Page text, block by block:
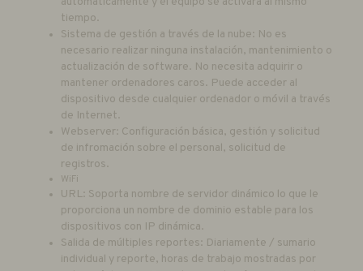
tiempo.
Sistema de gestión a través de la nube: No es
necesario realizar ninguna instalación, mantenimiento o
actualización de software. No necesita adquirir o
mantener ordenadores caros. Puede acceder al
dispositivo desde cualquier ordenador o móvil a través
de Internet.
Webserver: Configuración básica, gestión y solicitud
de infromación sobre el personal, solicitud de
registros.
WiFi
URL: Soporta nombre de servidor dinámico lo que le
proporciona un nombre de dominio estable para los
dispositivos con IP dinámica.
Salida de múltiples reportes: Diariamente / sumario
individual y reporte, horas de trabajo mostradas por